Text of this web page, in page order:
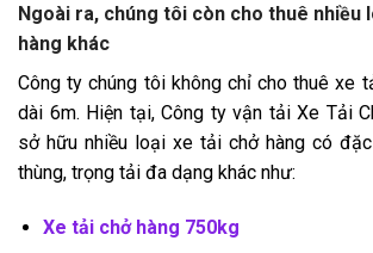
Ngoài ra, chúng tôi còn cho thuê nhiều
hàng khác
Công ty chúng tôi không chỉ cho thuê xe
dài 6m. Hiện tại, Công ty vận tải Xe Tải
sở hữu nhiều loại xe tải chở hàng có
thùng, trọng tải đa dạng khác như:
Xe tải chở hàng 750kg